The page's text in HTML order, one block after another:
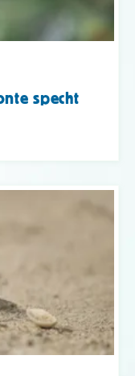
specht